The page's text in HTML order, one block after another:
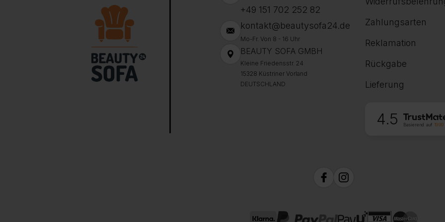
+49 151 702 252 82
kontakt@beautysofa24.de
Mo-Fr. Von 8 - 16 Uhr
BEAUTY SOFA GMBH
Kleine Friedensstr. 24
15328 Küstriner Vorland
DEUTSCHLAND
Zahlungsarten
Reklamation
Rückgabe
Lieferung
4.5 Basierend auf 1999